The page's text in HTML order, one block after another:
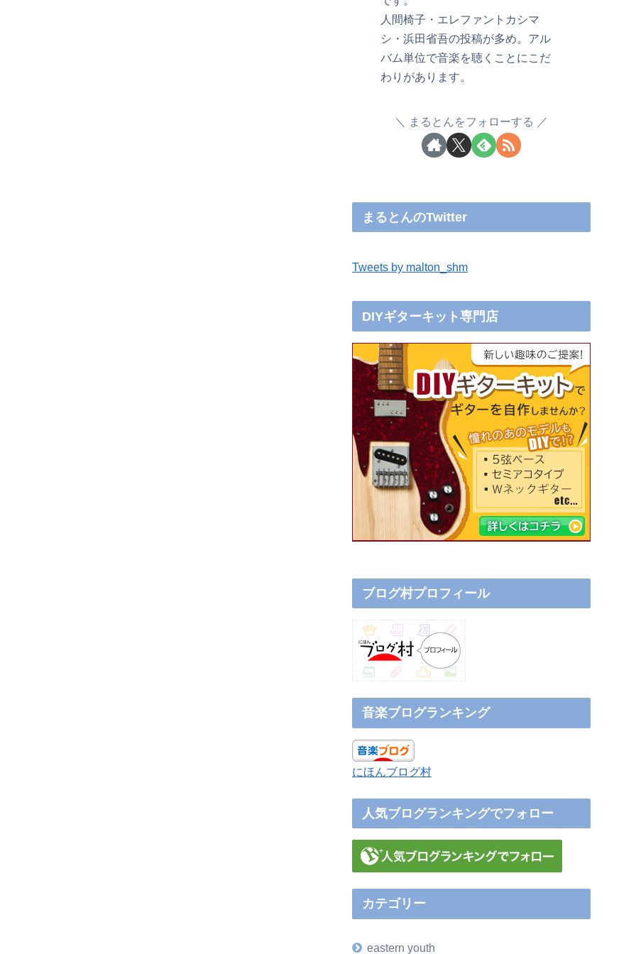
人間椅子・エレファントカシマ
シ・浜田省吾の投稿が多め。アル
バム単位で音楽を聴くことにこだ
わりがあります。
まるとんをフォローする
まるとんのTwitter
Tweets by malton_shm
DIYギターキット専門店
ブログ村プロフィール
音楽ブログランキング
にほんブログ村
人気ブログランキングでフォロー
カテゴリー
eastern youth